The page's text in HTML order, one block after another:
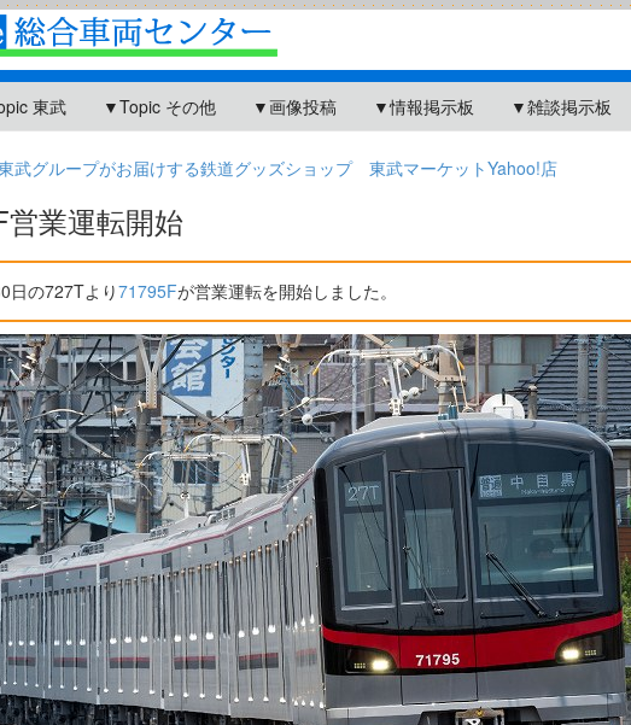
東武 ▼Topic その他 ▼画像投稿 ▼情報掲示板 ▼雑談掲示板
ープがお届けする鉄道グッズショップ 東武マーケットYahoo!店
営業運転開始
日の727Tより71795Fが営業運転を開始しました。